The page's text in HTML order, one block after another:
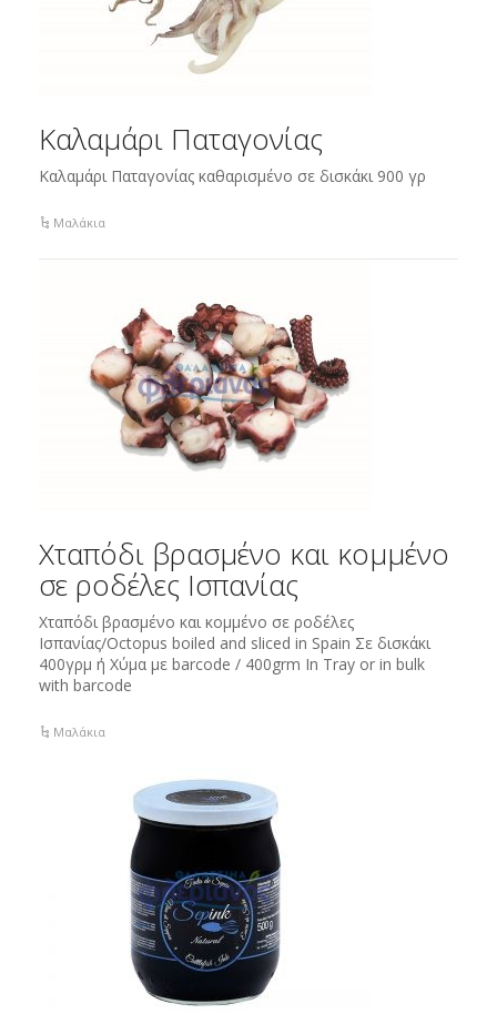
Καλαμάρι Παταγονίας
Καλαμάρι Παταγονίας καθαρισμένο σε δισκάκι 900 γρ
Μαλάκια
Χταπόδι βρασμένο και κομμένο
σε ροδέλες Ισπανίας
Χταπόδι βρασμένο και κομμένο σε ροδέλες
Ισπανίας/Octopus boiled and sliced in Spain Σε δισκάκι
400γρμ ή Χύμα με barcode / 400grm Ιn Tray or in bulk
with barcode
Μαλάκια